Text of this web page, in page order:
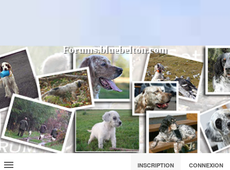
Forums.bluebelton.com
INSCRIPTION CONNEXION